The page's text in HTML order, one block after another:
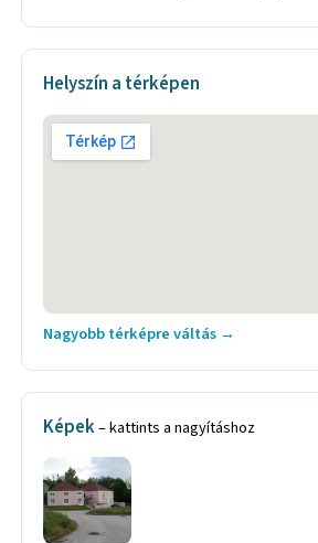
Helyszín a térképen
Nagyobb térképre váltás →
Képek– kattints a nagyításhoz